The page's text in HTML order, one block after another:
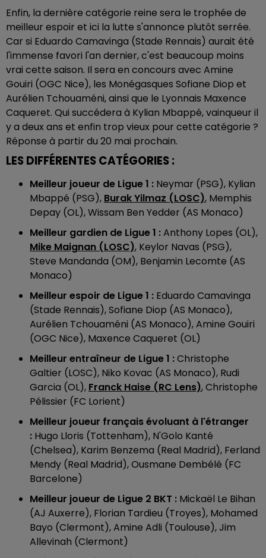
Enfin, la dernière catégorie reine sera le trophée de
meilleur espoir et ici la lutte s'annonce plutôt serrée.
Car si Eduardo Camavinga (Stade Rennais) aurait été
l'immense favori l'an dernier, c'est beaucoup moins
vrai cette saison. Il sera en concours avec Amine
Gouiri (OGC Nice), les Monégasques Sofiane Diop et
Aurélien Tchouaméni, ainsi que le Lyonnais Maxence
Caqueret. Qui succédera à Kylian Mbappé, vainqueur il
y a deux ans et enfin trop vieux pour cette catégorie ?
Réponse à partir du 20 mai prochain.
LES DIFFÉRENTES CATÉGORIES :
Meilleur joueur de Ligue 1 : Neymar (PSG), Kylian
Mbappé (PSG), Burak Yilmaz (LOSC), Memphis
Depay (OL), Wissam Ben Yedder (AS Monaco)
Meilleur gardien de Ligue 1 :Anthony Lopes (OL),
Mike Maignan (LOSC), Keylor Navas (PSG),
Steve Mandanda (OM), Benjamin Lecomte (AS
Monaco)
Meilleur espoir de Ligue 1 : Eduardo Camavinga
(Stade Rennais), Sofiane Diop (AS Monaco),
Aurélien Tchouaméni (AS Monaco), Amine Gouiri
(OGC Nice), Maxence Caqueret (OL)
Meilleur entraîneur de Ligue 1 :Christophe
Galtier (LOSC), Niko Kovac (AS Monaco), Rudi
Garcia (OL), Franck Haise (RC Lens), Christophe
Pélissier (FC Lorient)
Meilleur joueur français évoluant à l'étranger
: Hugo Lloris (Tottenham), N'Golo Kanté
(Chelsea), Karim Benzema (Real Madrid), Ferland
Mendy (Real Madrid), Ousmane Dembélé (FC
Barcelone)
Meilleur joueur de Ligue 2 BKT : Mickaël Le Bihan
(AJ Auxerre), Florian Tardieu (Troyes), Mohamed
Bayo (Clermont), Amine Adli (Toulouse), Jim
Allevinah (Clermont)